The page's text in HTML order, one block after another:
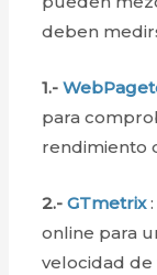
deben
1.-
para
rendimiento
2.-GTmetrix:
online para
velocidad de